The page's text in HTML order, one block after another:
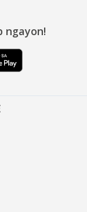
ngayon!